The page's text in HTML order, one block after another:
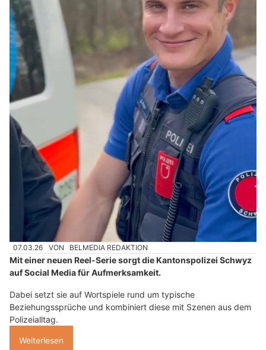
07.03.26 VON BELMEDIA REDAKTION
Mit einer neuen Reel-Serie sorgt die Kantonspolizei Schwyz
auf Social Media für Aufmerksamkeit.
Dabei setzt sie auf Wortspiele rund um typische
Beziehungssprüche und kombiniert diese mit Szenen aus dem
Polizeialltag.
Weiterlesen